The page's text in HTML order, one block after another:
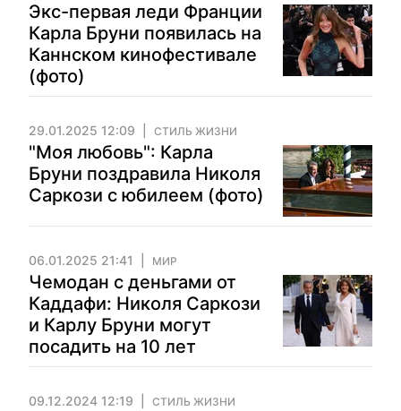
Экс-первая леди Франции
Карла Бруни появилась на
Каннском кинофестивале
(фото)
29.01.2025 12:09 СТИЛЬ ЖИЗНИ
"Моя любовь": Карла
Бруни поздравила Николя
Саркози с юбилеем (фото)
06.01.2025 21:41 МИР
Чемодан с деньгами от
Каддафи: Николя Саркози
и Карлу Бруни могут
посадить на 10 лет
09.12.2024 12:19 СТИЛЬ ЖИЗНИ